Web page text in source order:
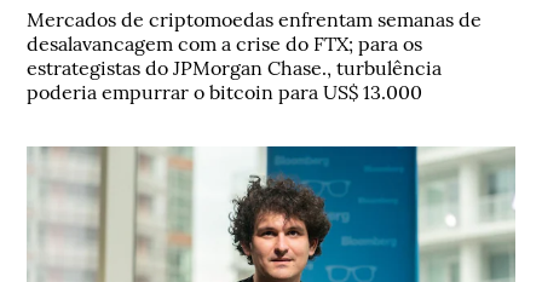
Mercados de criptomoedas enfrentam semanas de
desalavancagem com a crise do FTX; para os
estrategistas do JPMorgan Chase., turbulência
poderia empurrar o bitcoin para US$ 13.000